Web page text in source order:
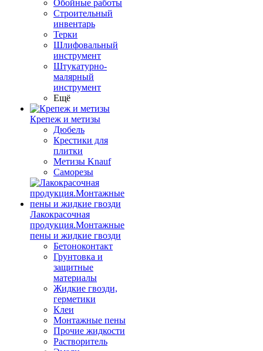
Обойные работы
Строительный
инвентарь
Терки
Шлифовальный
инструмент
Штукатурно-
малярный
инструмент
Ещё
Крепеж и метизы
Дюбель
Крестики для
плитки
Метизы Knauf
Саморезы
Лакокрасочная
продукция.Монтажные
пены и жидкие гвозди
Бетоноконтакт
Грунтовка и
защитные
материалы
Жидкие гвозди,
герметики
Клеи
Монтажные пены
Прочие жидкости
Растворитель